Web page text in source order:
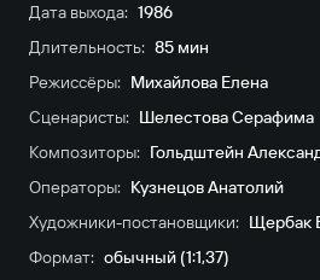
Дата выхода: 1986
Длительность: 85 мин
Режиссёры: Михайлова Елена
Сценаристы: Шелестова Серафима
Композиторы: Гольдштейн
Операторы: Кузнецов Анатолий
Художники-постановщики: Щербак
Формат: обычный (1:1,37)